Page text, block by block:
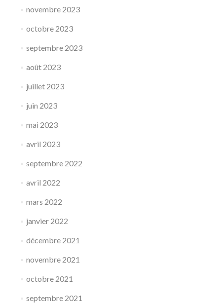
novembre 2023
octobre 2023
septembre 2023
août 2023
juillet 2023
juin 2023
mai 2023
avril 2023
septembre 2022
avril 2022
mars 2022
janvier 2022
décembre 2021
novembre 2021
octobre 2021
septembre 2021